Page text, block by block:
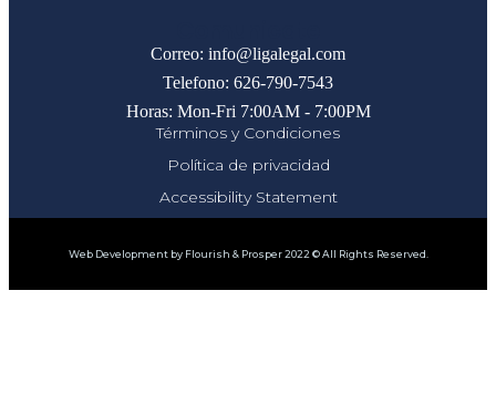
Correo: info@ligalegal.com
Telefono: 626-790-7543
Horas: Mon-Fri 7:00AM - 7:00PM
Términos y Condiciones
Política de privacidad
Accessibility Statement
Web Development by Flourish & Prosper 2022 © All Rights Reserved.